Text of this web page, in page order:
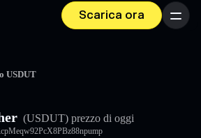
Scarica ora Menu
USDUT
(USDUT) prezzo di oggi